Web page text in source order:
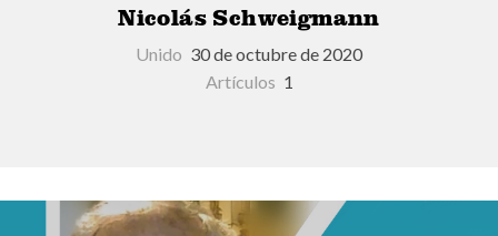
Nicolás Schweigmann
Unido 30 de octubre de 2020
Artículos 1